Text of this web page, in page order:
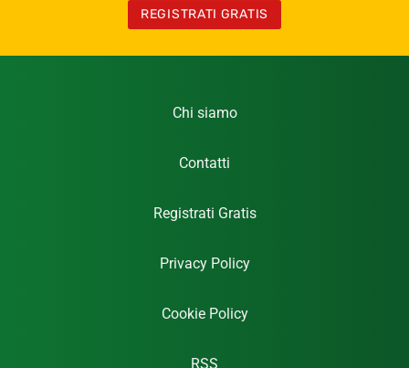
REGISTRATI GRATIS
Chi siamo
Contatti
Registrati Gratis
Privacy Policy
Cookie Policy
RSS